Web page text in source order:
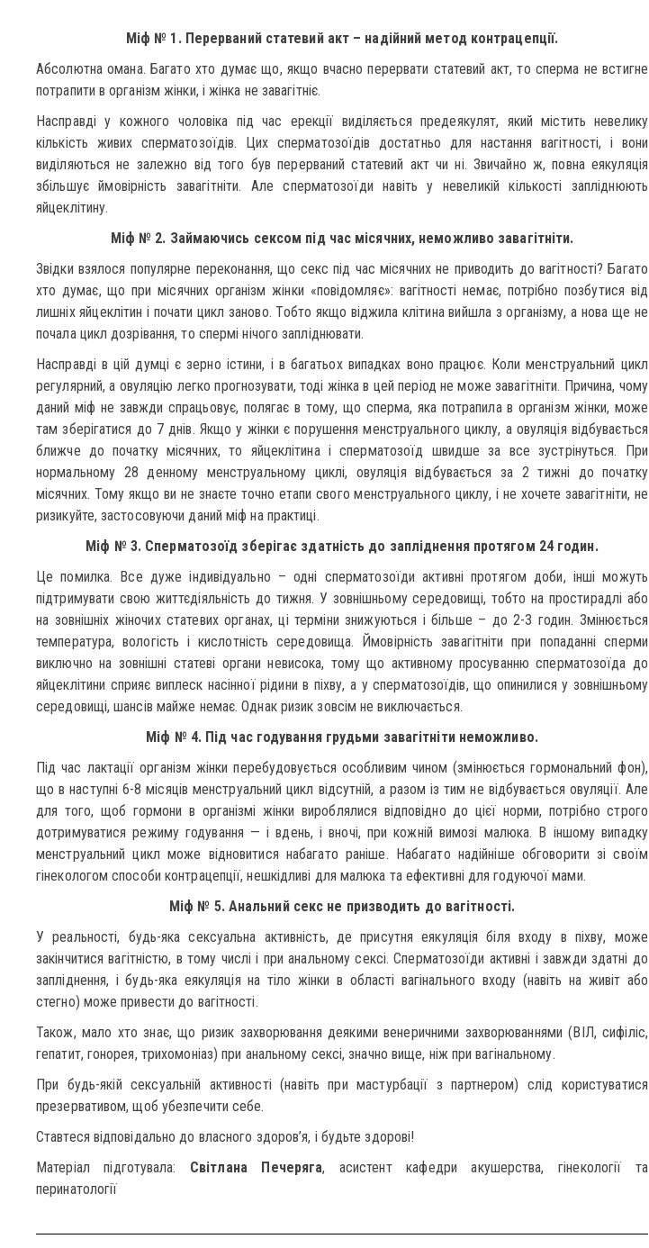
Міф № 1. Перерваний статевий акт – надійний метод контрацепції.
Абсолютна омана. Багато хто думає що, якщо вчасно перервати статевий акт, то сперма не встигне
потрапити в організм жінки, і жінка не завагітніє.
Насправді у кожного чоловіка під час ерекції виділяється предеякулят, який містить невелику
кількість живих сперматозоїдів. Цих сперматозоїдів достатньо для настання вагітності, і вони
виділяються не залежно від того був перерваний статевий акт чи ні. Звичайно ж, повна еякуляція
збільшує ймовірність завагітніти. Але сперматозоїди навіть у невеликій кількості запліднюють
яйцеклітину.
Міф № 2. Займаючись сексом під час місячних, неможливо завагітніти.
Звідки взялося популярне переконання, що секс під час місячних не приводить до вагітності? Багато
хто думає, що при місячних організм жінки «повідомляє»: вагітності немає, потрібно позбутися від
лишніх яйцеклітин і почати цикл заново. Тобто якщо віджила клітина вийшла з організму, а нова ще не
почала цикл дозрівання, то спермі нічого запліднювати.
Насправді в цій думці є зерно істини, і в багатьох випадках воно працює. Коли менструальний цикл
регулярний, а овуляцію легко прогнозувати, тоді жінка в цей період не може завагітніти. Причина, чому
даний міф не завжди спрацьовує, полягає в тому, що сперма, яка потрапила в організм жінки, може
там зберігатися до 7 днів. Якщо у жінки є порушення менструального циклу, а овуляція відбувається
ближче до початку місячних, то яйцеклітина і сперматозоїд швидше за все зустрінуться. При
нормальному 28 денному менструальному циклі, овуляція відбувається за 2 тижні до початку
місячних. Тому якщо ви не знаєте точно етапи свого менструального циклу, і не хочете завагітніти, не
ризикуйте, застосовуючи даний міф на практиці.
Міф № 3. Сперматозоїд зберігає здатність до запліднення протягом 24 годин.
Це помилка. Все дуже індивідуально – одні сперматозоїди активні протягом доби, інші можуть
підтримувати свою життєдіяльність до тижня. У зовнішньому середовищі, тобто на простирадлі або
на зовнішніх жіночих статевих органах, ці терміни знижуються і більше – до 2-3 годин. Змінюється
температура, вологість і кислотність середовища. Ймовірність завагітніти при попаданні сперми
виключно на зовнішні статеві органи невисока, тому що активному просуванню сперматозоїда до
яйцеклітини сприяє виплеск насінної рідини в піхву, а у сперматозоїдів, що опинилися у зовнішньому
середовищі, шансів майже немає. Однак ризик зовсім не виключається.
Міф № 4. Під час годування грудьми завагітніти неможливо.
Під час лактації організм жінки перебудовується особливим чином (змінюється гормональний фон),
що в наступні 6-8 місяців менструальний цикл відсутній, а разом із тим не відбувається овуляції. Але
для того, щоб гормони в організмі жінки вироблялися відповідно до цієї норми, потрібно строго
дотримуватися режиму годування — і вдень, і вночі, при кожній вимозі малюка. В іншому випадку
менструальний цикл може відновитися набагато раніше. Набагато надійніше обговорити зі своїм
гінекологом способи контрацепції, нешкідливі для малюка та ефективні для годуючої мами.
Міф № 5. Анальний секс не призводить до вагітності.
У реальності, будь-яка сексуальна активність, де присутня еякуляція біля входу в піхву, може
закінчитися вагітністю, в тому числі і при анальному сексі. Сперматозоїди активні і завжди здатні до
запліднення, і будь-яка еякуляція на тіло жінки в області вагінального входу (навіть на живіт або
стегно) може привести до вагітності.
Також, мало хто знає, що ризик захворювання деякими венеричними захворюваннями (ВІЛ, сифіліс,
гепатит, гонорея, трихомоніаз) при анальному сексі, значно вище, ніж при вагінальному.
При будь-якій сексуальній активності (навіть при мастурбації з партнером) слід користуватися
презервативом, щоб убезпечити себе.
Ставтеся відповідально до власного здоров’я, і будьте здорові!
Матеріал підготувала: Світлана Печеряга, асистент кафедри акушерства, гінекології та
перинатології